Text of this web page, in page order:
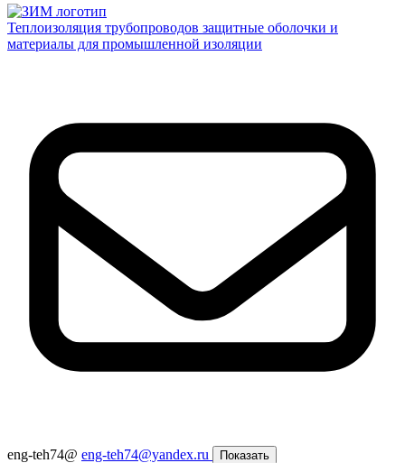
Теплоизоляция трубопроводов защитные оболочки и
материалы для промышленной изоляции
eng-teh74@ eng-teh74@yandex.ru Показать